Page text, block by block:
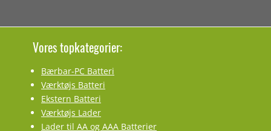
Vores topkategorier:
Bærbar-PC Batteri
Værktøjs Batteri
Ekstern Batteri
Værktøjs Lader
Lader til AA og AAA Batterier